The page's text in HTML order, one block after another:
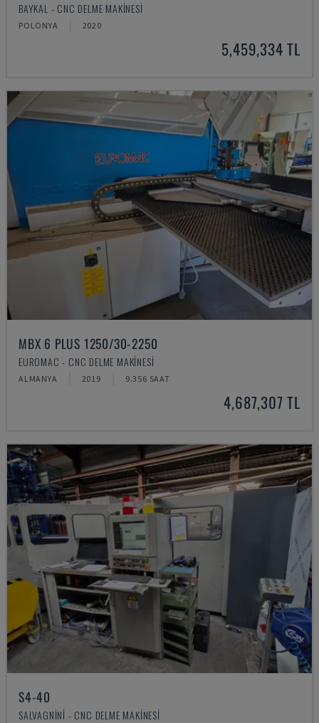
BAYKAL - CNC DELME MAKINESI
POLONYA 2020
5,459,334 TL
MBX 6 PLUS 1250/30-2250
EUROMAC - CNC DELME MAKINESI
ALMANYA 2019 9.356 SAAT
4,687,307 TL
S4-40
SALVAGNINI - CNC DELME MAKINESI